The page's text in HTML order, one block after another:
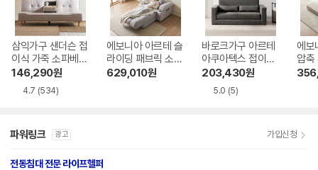
삼익가구 샌더슨 접
이식 가죽 소파베드
3인용
146,290원
4.7 (534)
에보니아 아르테 슬
라이딩 패브릭 소파
베드 1인용
629,010원
바로크가구 아르테
아쿠아텍스 접이식
소파베드 3인용
203,430원
5.0 (5)
에보
압축
같은
파워링크 광고 가입신청
전동침대 전문 라이프헬퍼